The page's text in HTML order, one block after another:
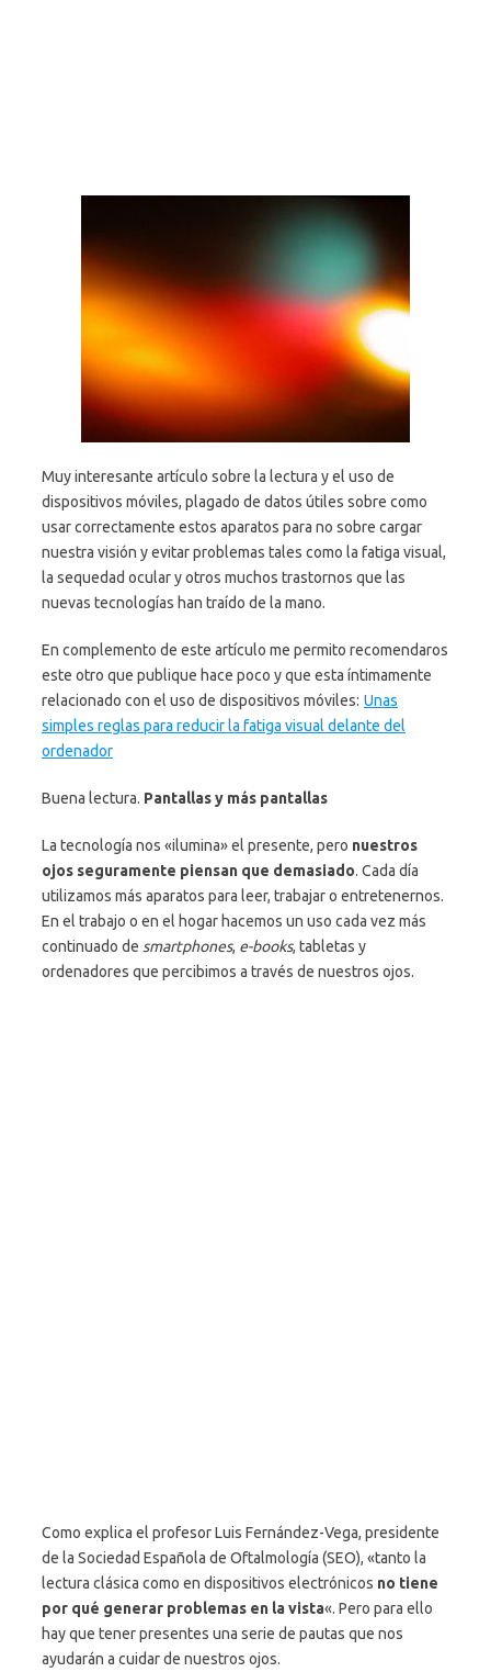
Muy interesante artículo sobre la lectura y el uso de
dispositivos móviles, plagado de datos útiles sobre como
usar correctamente estos aparatos para no sobre cargar
nuestra visión y evitar problemas tales como la fatiga visual,
la sequedad ocular y otros muchos trastornos que las
nuevas tecnologías han traído de la mano.
En complemento de este artículo me permito recomendaros
este otro que publique hace poco y que esta íntimamente
relacionado con el uso de dispositivos móviles: Unas
simples reglas para reducir la fatiga visual delante del
ordenador
Buena lectura. Pantallas y más pantallas
La tecnología nos «ilumina» el presente, pero nuestros
ojos seguramente piensan que demasiado. Cada día
utilizamos más aparatos para leer, trabajar o entretenernos.
En el trabajo o en el hogar hacemos un uso cada vez más
continuado de smartphones, e-books, tabletas y
ordenadores que percibimos a través de nuestros ojos.
Como explica el profesor Luis Fernández-Vega, presidente
de la Sociedad Española de Oftalmología (SEO), «tanto la
lectura clásica como en dispositivos electrónicos no tiene
por qué generar problemas en la vista«. Pero para ello
hay que tener presentes una serie de pautas que nos
ayudarán a cuidar de nuestros ojos.